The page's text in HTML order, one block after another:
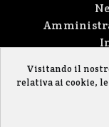
Copyright © 2026
Il sito è stato realizzato
Visitando il
relativa ai cookie,